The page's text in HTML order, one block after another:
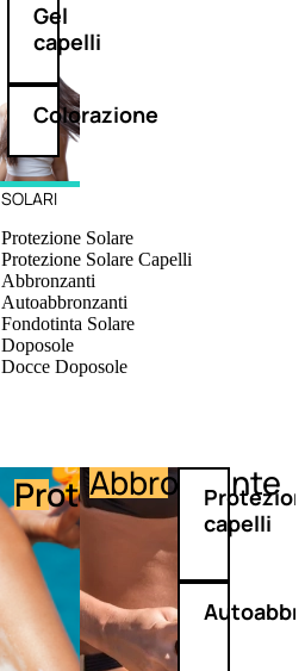
Gel
capelli
Colorazione
SOLARI
Protezione Solare
Protezione Solare Capelli
Abbronzanti
Autoabbronzanti
Fondotinta Solare
Doposole
Docce Doposole
Protezione
Abbronzante
capelli